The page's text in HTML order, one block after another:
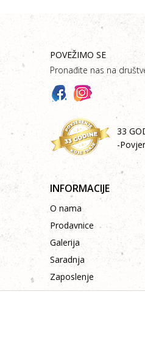
POVEŽIMO SE
Pronađite nas na
33
-
INFORMACIJE
O nama
Prodavnice
Galerija
Saradnja
Zaposlenje
Kontakt